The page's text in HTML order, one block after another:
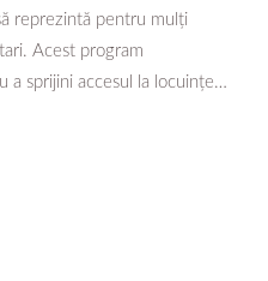
reprezintă pentru mulți
Acest program
a sprijini accesul la locuințe…